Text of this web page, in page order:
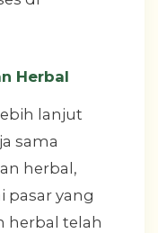
Herbal
lanjut
sama
herbal,
yang
herbal telah